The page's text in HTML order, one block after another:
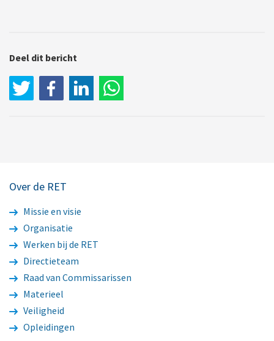
Deel dit bericht
LinkedIn
Over de RET
Missie en visie
Organisatie
Werken bij de RET
Directieteam
Raad van Commissarissen
Materieel
Veiligheid
Opleidingen